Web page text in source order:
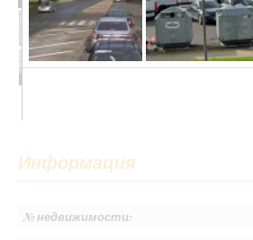
42,000 £
Информация
№ недвижимости: